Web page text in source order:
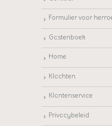
Formulier voor
Gastenboek
Home
Klachten
Klantenservice
Privacybeleid